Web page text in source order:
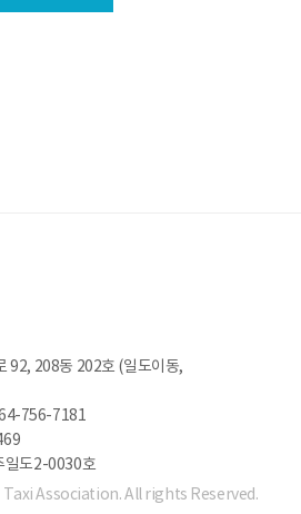
92, 208동 202호 (일도이동,
756-7181
일도2-0030호
Association. All rights Reserved.